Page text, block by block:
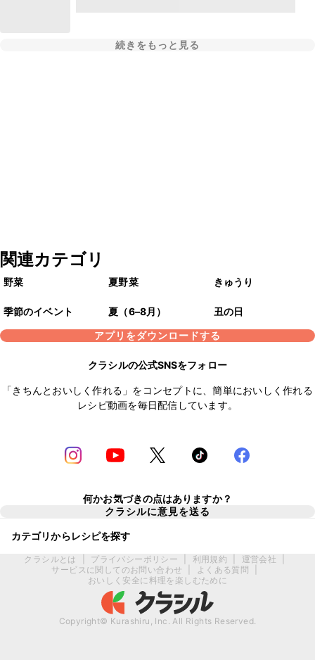
続きをもっと見る
関連カテゴリ
野菜 夏野菜 きゅうり
季節のイベント 夏（6–8月）
丑の日
アプリをダウンロードする
クラシルの公式SNSをフォロー
「きちんとおいしく作れる」をコンセプトに、簡単においしく作れる
レシピ動画を毎日配信しています。
何かお気づきの点はありますか？
クラシルに意見を送る
カテゴリからレシピを探す
クラシルとは プライバシーポリシー 利用規約 運営会社
サービスに関してのお問い合わせ
よくある質問
おいしく安全に料理を楽しむために
Copyright© Kurashiru, Inc. All Rights Reserved.